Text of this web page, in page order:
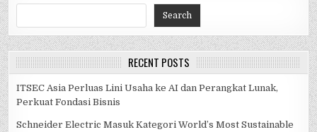
Search
RECENT POSTS
ITSEC Asia Perluas Lini Usaha ke AI dan Perangkat Lunak,
Perkuat Fondasi Bisnis
Schneider Electric Masuk Kategori World’s Most Sustainable